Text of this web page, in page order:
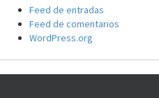
Feed de entradas
Feed de comentarios
WordPress.org